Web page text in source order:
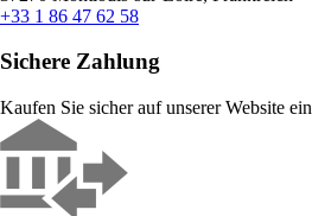
+33 1 86 47 62 58
Sichere Zahlung
Kaufen Sie sicher auf unserer Website ein